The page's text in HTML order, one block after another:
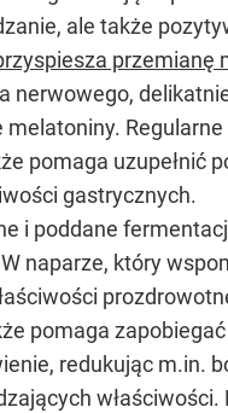
ale także
przemianę
nerwowego,
pomaga uzupełnić
gastrycznych.
i poddane
naparze, który
pomaga zapobiegać
redukując m.in.